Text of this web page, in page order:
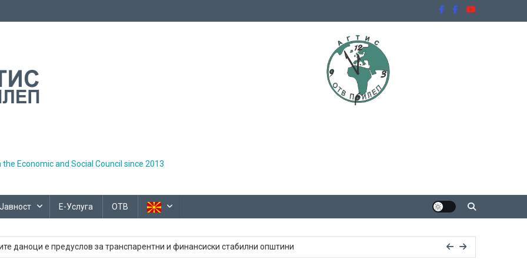
Economic and Social Council since 2013
Јавност Е-Услуга ОТВ
одлуки во општините
даноци е предуслов за транспарентни и финансиски стабилни општини